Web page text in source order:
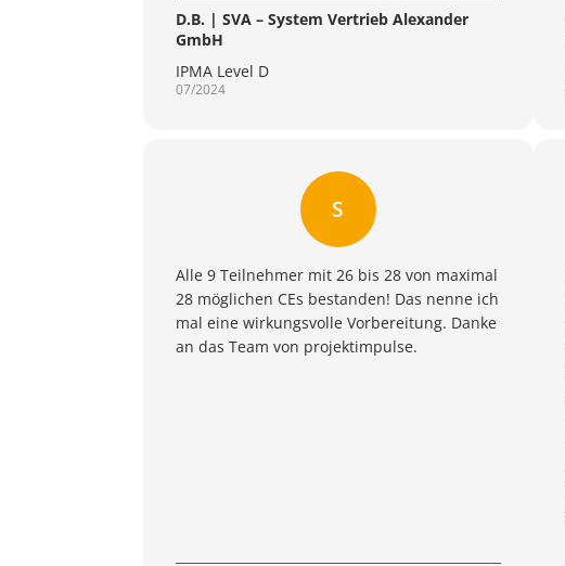
D.B. | SVA – System Vertrieb Alexander
GmbH
IPMA Level D
07/2024
S
Alle 9 Teilnehmer mit 26 bis 28 von maximal
28 möglichen CEs bestanden! Das nenne ich
mal eine wirkungsvolle Vorbereitung. Danke
an das Team von projektimpulse.